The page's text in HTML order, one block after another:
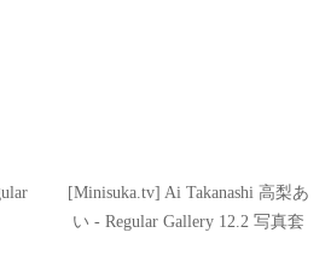
[Minisuka.tv] Ai Takanashi 高梨あ
い - Regular Gallery 12.2 写真套